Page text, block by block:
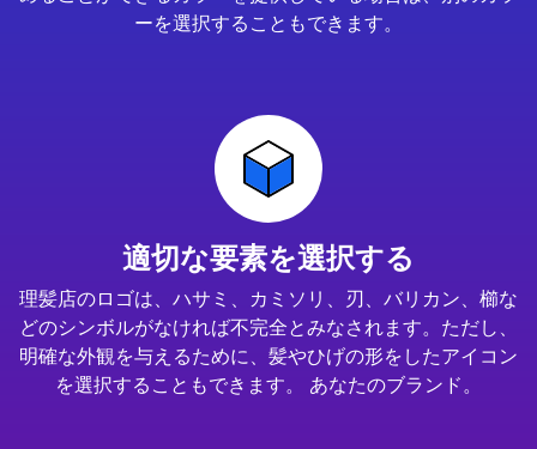
ーを選択することもできます。
適切な要素を選択する
理髪店のロゴは、ハサミ、カミソリ、刃、バリカン、櫛な
どのシンボルがなければ不完全とみなされます。ただし、
明確な外観を与えるために、髪やひげの形をしたアイコン
を選択することもできます。 あなたのブランド。